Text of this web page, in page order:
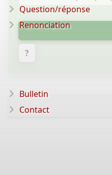
?
Question/réponse
Renonciation
Bulletin
Contact